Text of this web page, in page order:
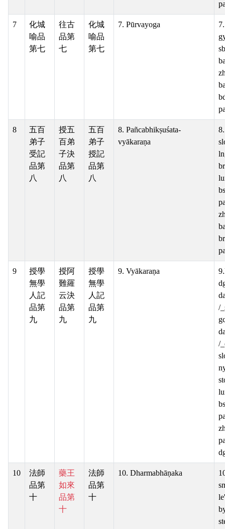
7
化城
喻品
第七
往古
品第
七
化城
喻品
第七
7. Pūrvayoga
8
五百
弟子
受記
品第
八
授五
百弟
子決
品第
八
五百
弟子
授記
品第
八
8. Pañcabhikṣuśata-
vyākaraṇa
9
授學
無學
人記
品第
九
授阿
難羅
云決
品第
九
授學
無學
人記
品第
九
9. Vyākaraṇa
/
/
10
法師
品第
十
藥王
如來
品第
十
法師
品第
十
10. Dharmabhāṇaka